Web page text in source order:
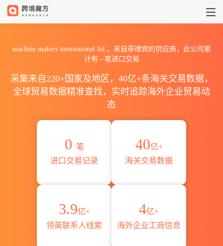
machine makers international ltd.，来自菲律宾的供应商，此公司累
计有 -笔进口交易
采集来自220+国家及地区，40亿+条海关交易数据，
全球贸易数据精准查找，实时追踪海外企业贸易动
态
0 笔
进口交易记录
40亿+
海关交易数据
3.9亿+
领英联系人线索
4亿+
海外企业工商信息